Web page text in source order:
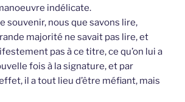
indélicate.
souvenir, nous que savons lire,
majorité ne savait pas lire, et
pas à ce titre, ce qu’on lui a
fois à la signature, et par
il a tout lieu d’être méfiant, mais